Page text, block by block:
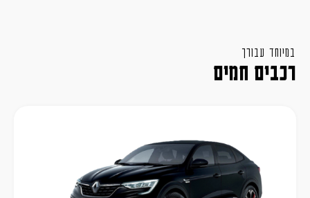
במיוחד עבורך
רכבים חמים